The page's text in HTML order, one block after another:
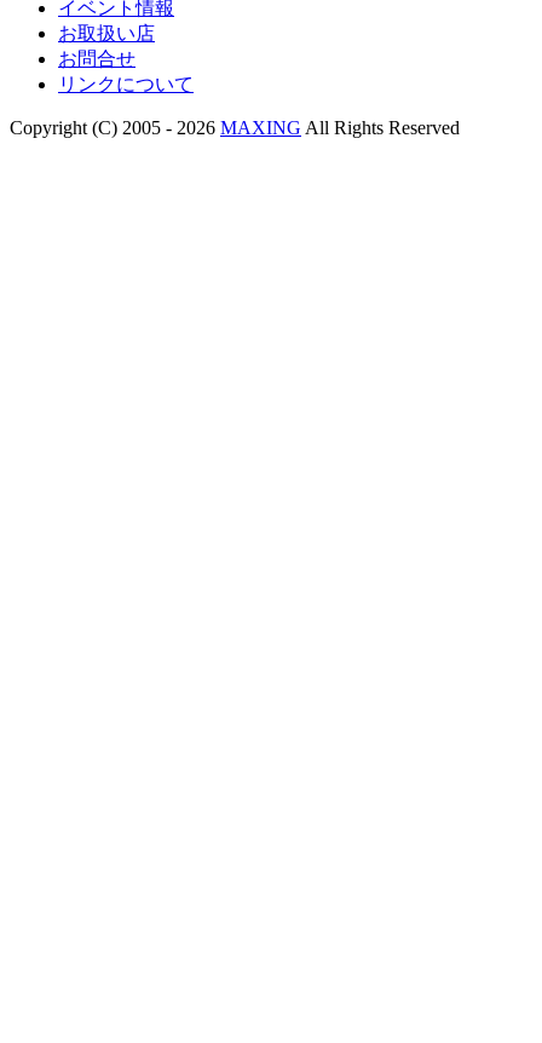
イベント情報
お取扱い店
お問合せ
リンクについて
Copyright (C) 2005 - 2026 MAXING All Rights Reserved